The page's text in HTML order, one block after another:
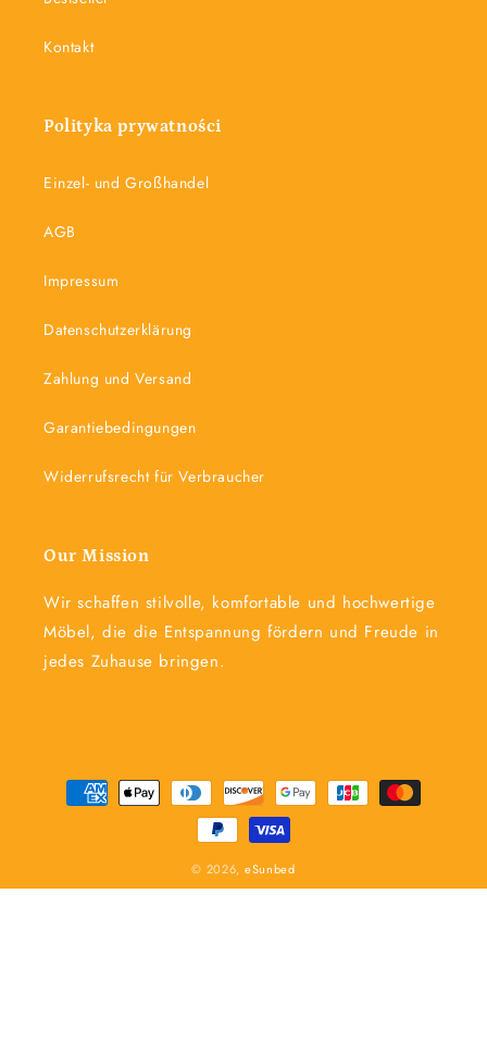
Kontakt
Polityka prywatności
Einzel- und Großhandel
AGB
Impressum
Datenschutzerklärung
Zahlung und Versand
Garantiebedingungen
Widerrufsrecht für Verbraucher
Our Mission
Wir schaffen stilvolle, komfortable und hochwertige
Möbel, die die Entspannung fördern und Freude in
jedes Zuhause bringen.
Zahlungsmethoden
© 2026, eSunbed